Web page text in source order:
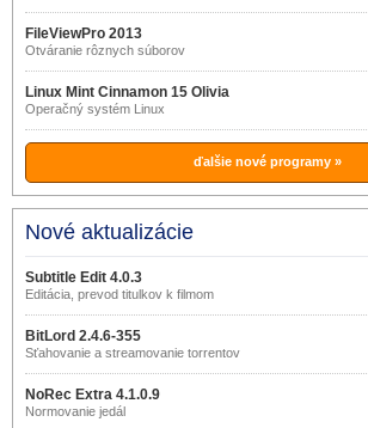
FileViewPro 2013
Otváranie rôznych súborov
Linux Mint Cinnamon 15 Olivia
Operačný systém Linux
ďalšie nové programy »
Nové aktualizácie
Subtitle Edit 4.0.3
Editácia, prevod titulkov k filmom
BitLord 2.4.6-355
Sťahovanie a streamovanie torrentov
NoRec Extra 4.1.0.9
Normovanie jedál